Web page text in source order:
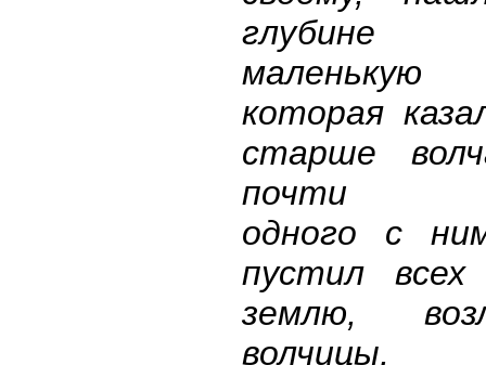
глубине
которая
старше
почти
одного с
пустил
землю,
волчицы,